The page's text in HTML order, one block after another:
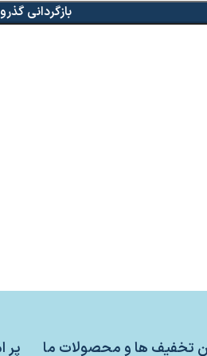
بازگردانی
تخفیف ها و محصولات ما
پر